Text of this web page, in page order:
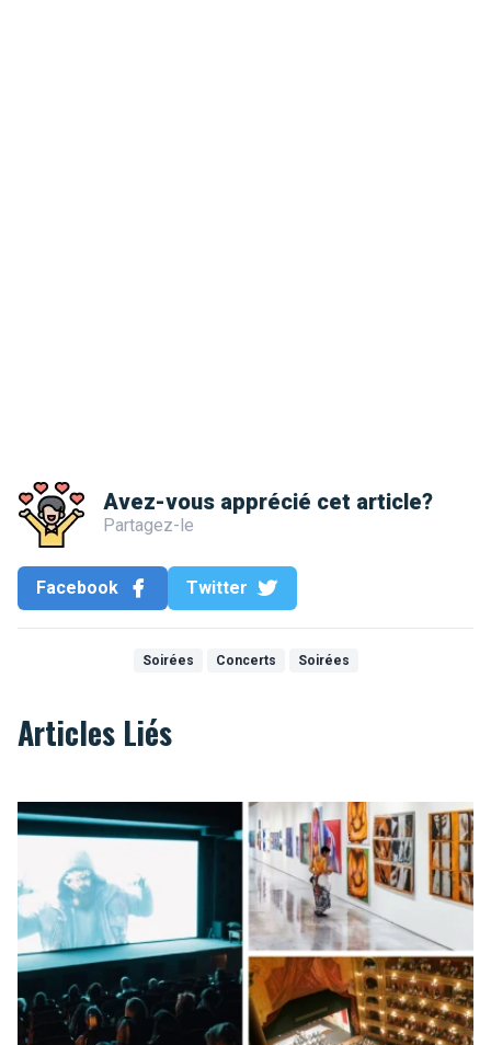
Avez-vous apprécié cet article?
Partagez-le
Facebook Twitter
Soirées Concerts Soirées
Articles Liés
Arsène 50, la culture à -50% à Bruxelles